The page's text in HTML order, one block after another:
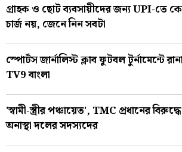
গ্রাহক ও ছোট ব্যবসায়ীদের জন্য UPI-তে
চার্জ নয়, জেনে নিন সবটা
স্পোর্টস জার্নালিস্ট ক্লাব ফুটবল টুর্নামেন্টে
TV9 বাংলা
'স্বামী-স্ত্রীর পঞ্চায়েত', TMC প্রধানের বিরুদ্ধে
অনাস্থা দলের সদস্যদের